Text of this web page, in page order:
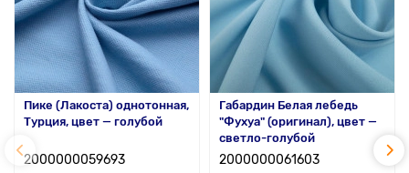
Пике (Лакоста) однотонная,
Турция, цвет — голубой
2000000059693
Габардин Белая лебедь
"Фухуа" (оригинал), цвет —
светло-голубой
2000000061603